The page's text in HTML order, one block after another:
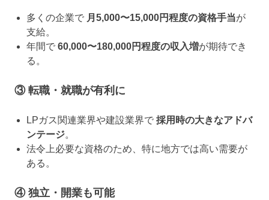
多くの企業で 月5,000〜15,000円程度の資格手当が
支給。
年間で 60,000〜180,000円程度の収入増が期待でき
る。
③ 転職・就職が有利に
LPガス関連業界や建設業界で 採用時の大きなアドバ
ンテージ。
法令上必要な資格のため、特に地方では高い需要が
ある。
④ 独立・開業も可能